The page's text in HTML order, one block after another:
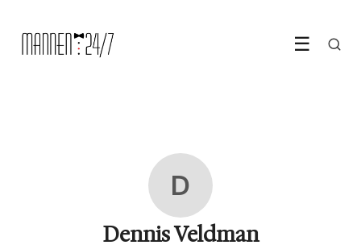
☰
D
Dennis Veldman